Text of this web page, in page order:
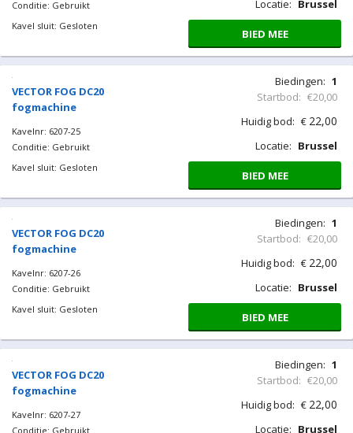
Conditie: Gebruikt
Kavel sluit: Gesloten
Locatie: Brussel
BIED MEE
VECTOR FOG DC20
fogmachine
Kavelnr: 6207-25
Conditie: Gebruikt
Kavel sluit: Gesloten
Biedingen: 1
Startbod: €20,00
Huidig bod: € 22,00
Locatie: Brussel
BIED MEE
VECTOR FOG DC20
fogmachine
Kavelnr: 6207-26
Conditie: Gebruikt
Kavel sluit: Gesloten
Biedingen: 1
Startbod: €20,00
Huidig bod: € 22,00
Locatie: Brussel
BIED MEE
VECTOR FOG DC20
fogmachine
Kavelnr: 6207-27
Conditie: Gebruikt
Biedingen: 1
Startbod: €20,00
Huidig bod: € 22,00
Locatie: Brussel